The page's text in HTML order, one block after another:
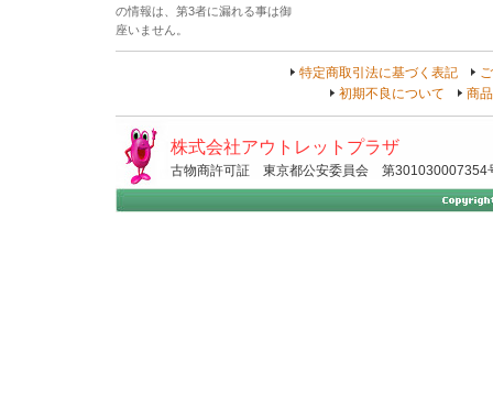
の情報は、第3者に漏れる事は御
座いません。
特定商取引法に基づく表記
初期不良について
商
株式会社アウトレットプラザ
古物商許可証 東京都公安委員会 第301030007354